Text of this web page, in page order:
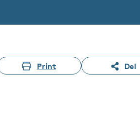
Print Del